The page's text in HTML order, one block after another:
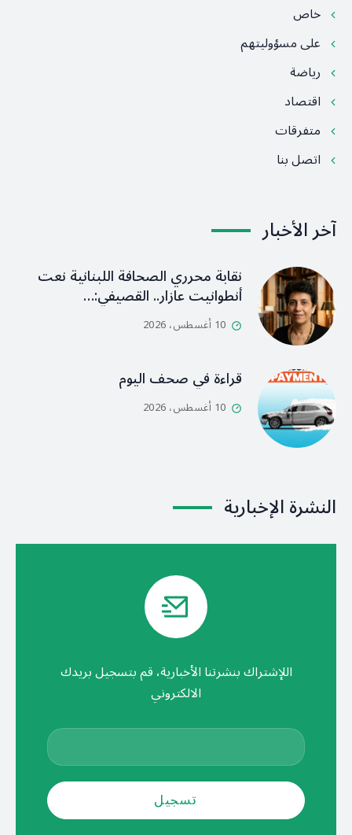
خاص
على مسؤوليتهم
رياضة
اقتصاد
متفرقات
اتصل بنا
آخر الأخبار
نقابة محرري الصحافة اللبنانية نعت
أنطوانيت عازار.. القصيفي:…
10 أغسطس، 2026
قراءة في صحف اليوم
10 أغسطس، 2026
النشرة الإخبارية
اللإشتراك بنشرتنا الأخبارية، قم بتسجيل بريدك
الالكتروني